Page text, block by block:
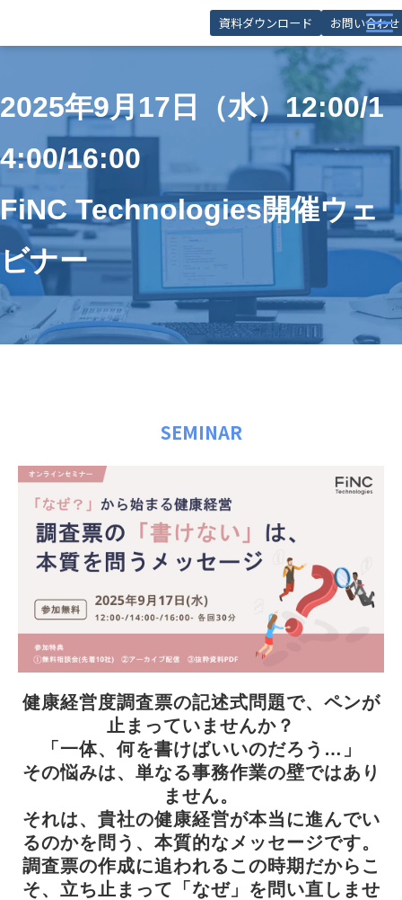
資料ダウンロード お問い合わせ
導入事例
お役立ち資料
セミナー
2025年9月17日（水）12:00/1
4:00/16:00
FiNC Technologies開催ウェ
ビナー
SEMINAR
健康経営度調査票の記述式問題で、ペンが
止まっていませんか？
「一体、何を書けばいいのだろう…」
その悩みは、単なる事務作業の壁ではあり
ません。
それは、貴社の健康経営が本当に進んでい
るのかを問う、本質的なメッセージです。
調査票の作成に追われるこの時期だからこ
そ、立ち止まって「なぜ」を問い直しませ